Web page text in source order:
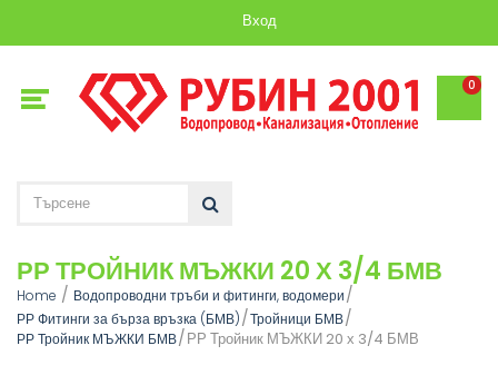
Вход
0
РР ТРОЙНИК МЪЖКИ 20 Х 3/4 БМВ
Home
Водопроводни тръби и фитинги, водомери
РР Фитинги за бърза връзка (БМВ) Тройници БМВ
РР Тройник МЪЖКИ БМВ РР Тройник МЪЖКИ 20 х 3/4 БМВ